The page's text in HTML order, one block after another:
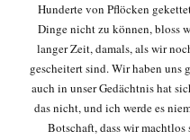
Hunderte von Pflöcken
Dinge nicht zu können, bloss
langer Zeit, damals, als wir
gescheitert sind. Wir haben uns
auch in unser Gedächtnis hat
das nicht, und ich werde es
Botschaft, dass wir